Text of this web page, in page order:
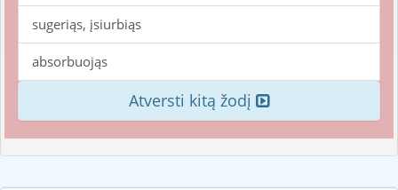
sugeriąs, įsiurbiąs
absorbuojąs
Atversti kitą žodį